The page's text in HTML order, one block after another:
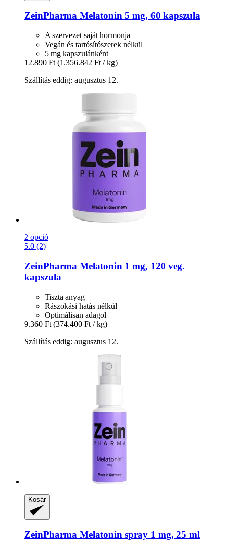
ZeinPharma Melatonin 5 mg, 60 kapszula
A szervezet saját hormonja
Vegán és tartósítószerek nélkül
5 mg kapszulánként
12.890 Ft (1.356.842 Ft / kg)
Szállítás eddig: augusztus 12.
2 opció
5.0 (2)
ZeinPharma Melatonin 1 mg, 120 veg.
kapszula
Tiszta anyag
Rászokási hatás nélkül
Optimálisan adagol
9.360 Ft (374.400 Ft / kg)
Szállítás eddig: augusztus 12.
Kosár
ZeinPharma Melatonin spray 1 mg, 25 ml